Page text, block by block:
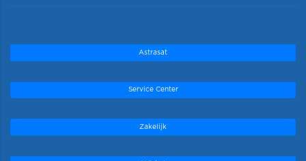
Astrasat
Service Center
Zakelijk